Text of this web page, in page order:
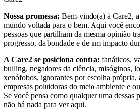
Nossa promessa: Bem-vindo(a) à Care2,
mundo voltada para o bem. Aqui você
pessoas que partilham da mesma opinião
progresso, da bondade e de um impacto
A Care2 se posiciona contra: fanáticos,
bulling, negadores da ciência, misóginos,
xenófobos, ignorantes por escolha própria,
empresas poluidoras do meio ambiente e
Se você pensa como qualquer uma dessas
não há nada para ver aqui.